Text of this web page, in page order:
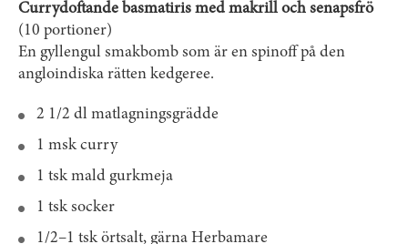
Currydoftande basmatiris med makrill och senapsfrö
(10 portioner)
En gyllengul smakbomb som är en spinoff på den
anglo­indiska rätten kedgeree.
2 1/2 dl matlagningsgrädde
1 msk curry
1 tsk mald gurkmeja
1 tsk socker
1/2–1 tsk örtsalt, gärna Herbamare